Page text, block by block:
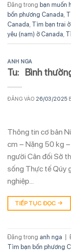
Đăng trong bạn muốn
bốn phương Canada
Canada Tìm bạn trai
yêu (nam) ở Canada
ANH NGA
Tu: Bình
ĐĂNG VÀO 26/03/2025
Thông tin cơ bản
cm – Nặng 50 kg –
người Cân đối Sở
sống Thực tế Qúy
nghiệp…
TIẾP TỤC ĐỌC →
Đăng trong anh nga |
Tìm bạn bốn phương